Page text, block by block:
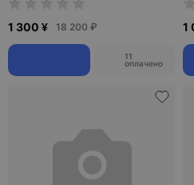
1 300 ¥ 18 200 ₽
11
оплачено
1